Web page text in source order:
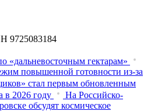
9725083184
«дальневосточным гектарам»
повышенной готовности из‑за
стал первым обновленным
в 2026 году
На Российско-
обсудят космическое